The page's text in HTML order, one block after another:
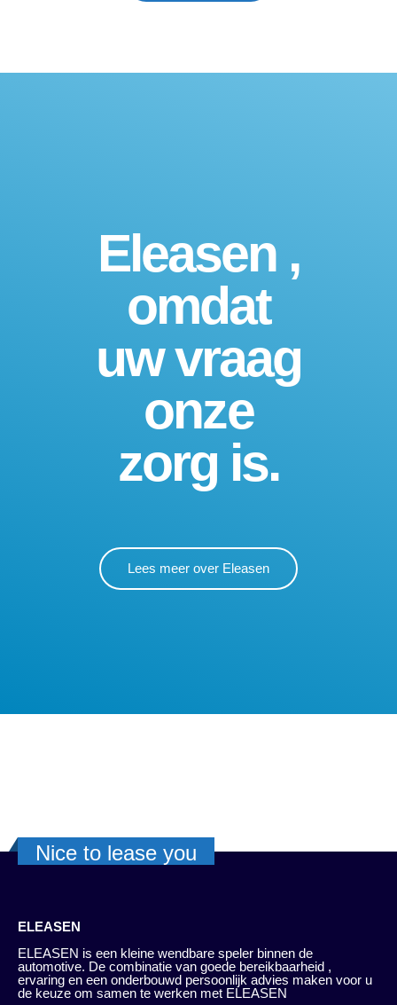
Eleasen ,
omdat
uw vraag
onze
zorg is.
Lees meer over Eleasen
Nice to lease you
ELEASEN
ELEASEN is een kleine wendbare speler binnen de
automotive. De combinatie van goede bereikbaarheid ,
ervaring en een onderbouwd persoonlijk advies maken voor u
de keuze om samen te werken met ELEASEN